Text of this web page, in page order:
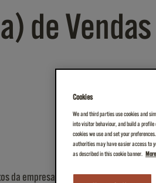
de
da empresa dentro de Mato Grosso,
Cookies
We and third parties use cookies and
into visitor behaviour, and build a
cookies we use and set your
authorities may have easier access to
as described in this cookie banner.